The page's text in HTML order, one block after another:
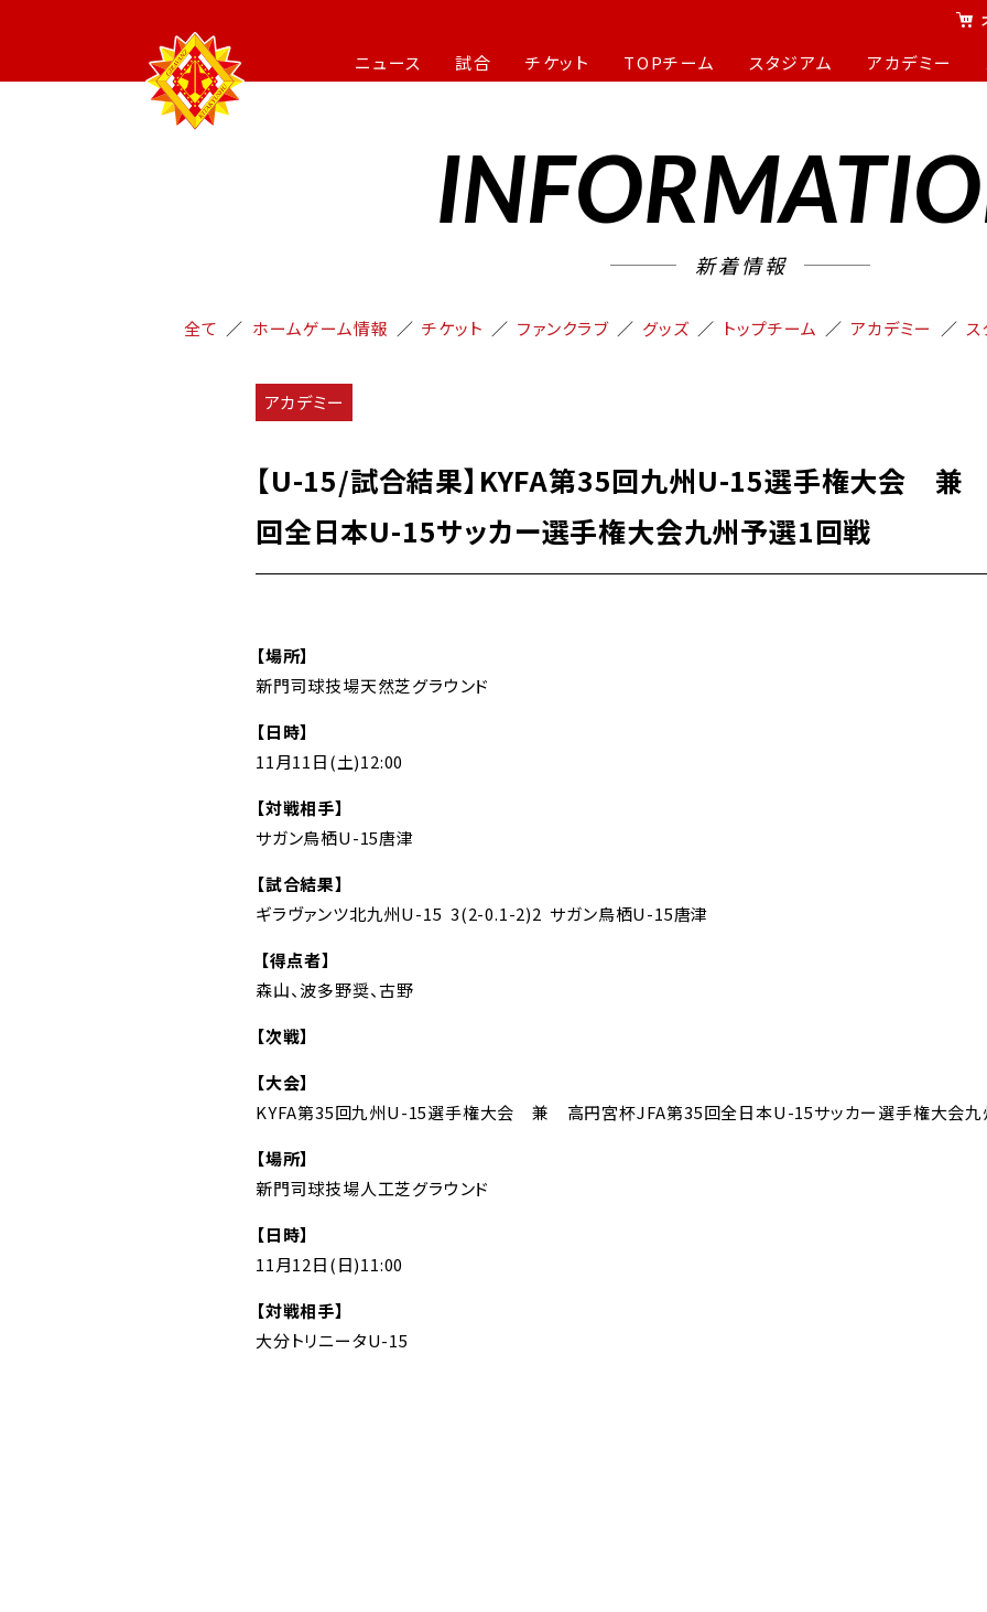
ニュース 試合 チケット TOPチーム スタジアム アカデミー
新着情報
全て ホームゲーム情報 チケット ファンクラブ グッズ トップチーム アカデミー ス
アカデミー
【U-15/試合結果】KYFA第35回九州U-15選手権大会
回全日本U-15サッカー選手権大会九州予選1回戦
【場所】
新門司球技場天然芝グラウンド
【日時】
11月11日(土)12:00
【対戦相手】
サガン鳥栖U-15唐津
【試合結果】
ギラヴァンツ北九州U-15 3(2-0.1-2)2 サガン鳥栖U-15唐津
【得点者】
森山、波多野奨、古野
【次戦】
【大会】
KYFA第35回九州U-15選手権大会 兼 高円宮杯JFA第35回全日本U-15サッカー選手権大会九
【場所】
新門司球技場人工芝グラウンド
【日時】
11月12日(日)11:00
【対戦相手】
大分トリニータU-15